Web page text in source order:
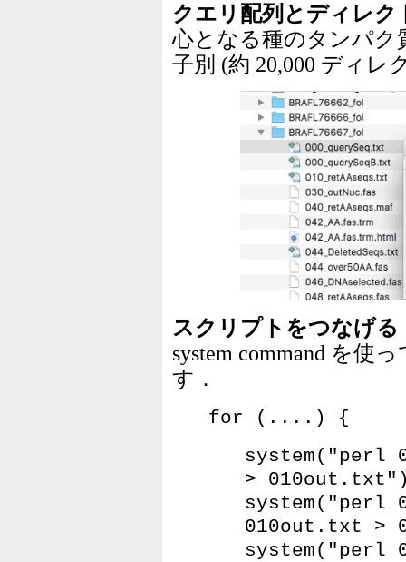
クエリ配列とディレク
心となる種のタンパク
子別 (約 20,000 ディレ
スクリプトをつなげる
system command を使
す．
for (....) {
system("perl
>
system("perl
010out.txt >
system("perl